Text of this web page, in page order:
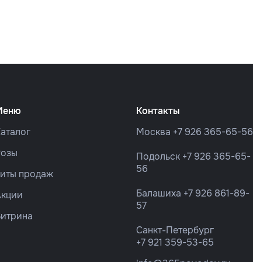
продаж
Контакты
Москва +7 926 365-65-56
Подольск +7 926 365-65-
56
Балашиха +7 926 861-89-
57
Санкт-Петербург
+7 921 359-53-65